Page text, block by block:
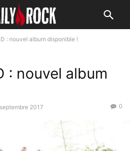
: nouvel album disponible !
: nouvel album
2017 0